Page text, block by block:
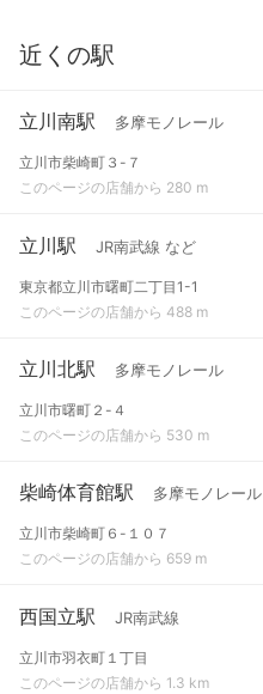
近くの駅
立川南駅 多摩モノレール
立川市柴崎町３-７
このページの店舗から 280 m
立川駅 JR南武線 など
東京都立川市曙町二丁目1-1
このページの店舗から 488 m
立川北駅 多摩モノレール
立川市曙町２-４
このページの店舗から 530 m
柴崎体育館駅 多摩モノレール
立川市柴崎町６-１０７
このページの店舗から 659 m
西国立駅 JR南武線
立川市羽衣町１丁目
このページの店舗から 1.3 km